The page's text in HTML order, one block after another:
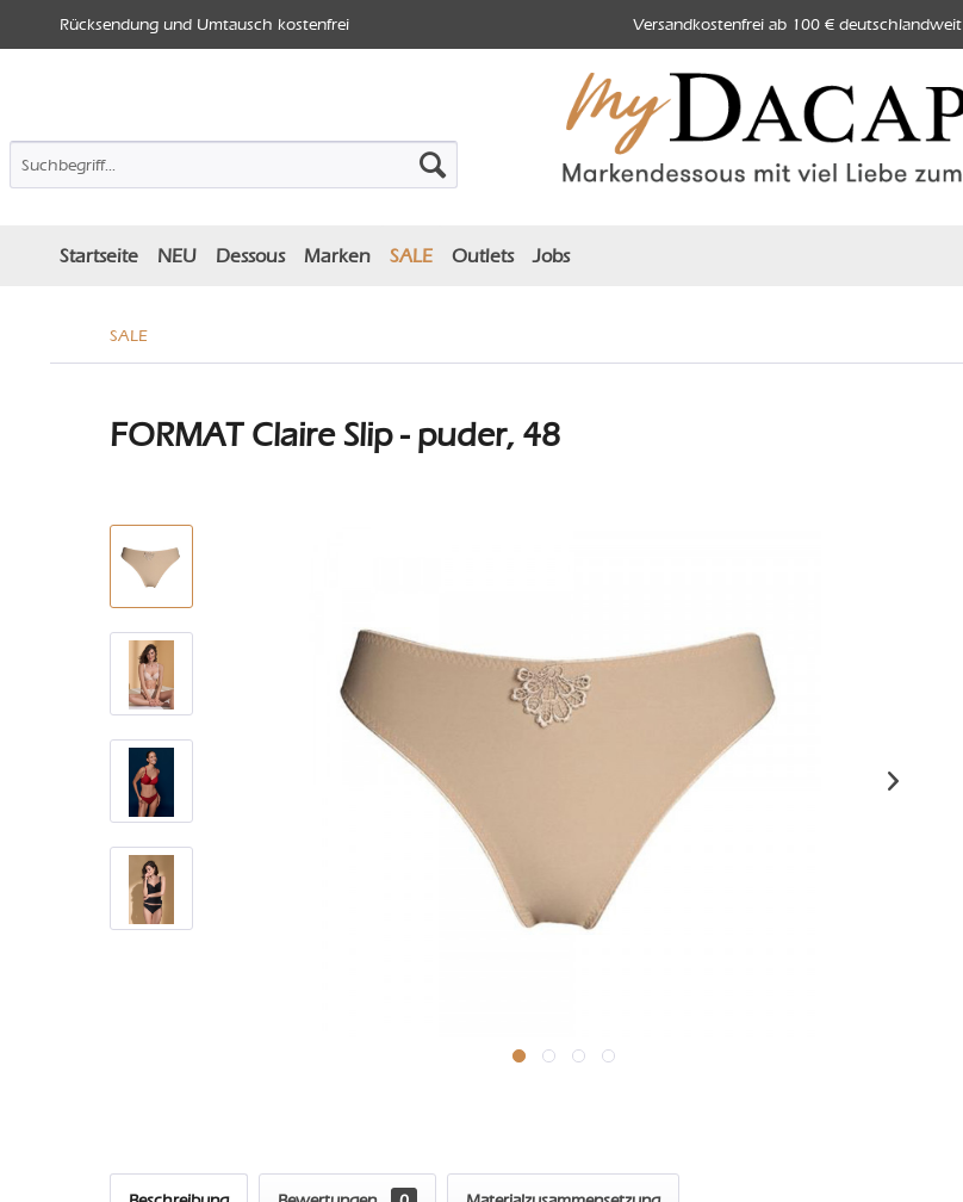
Rücksendung und Umtausch kostenfrei Versandkostenfrei ab 100 € deutschlandweit
Startseite NEU Dessous Marken SALE Outlets Jobs
SALE
FORMAT Claire Slip - puder, 48